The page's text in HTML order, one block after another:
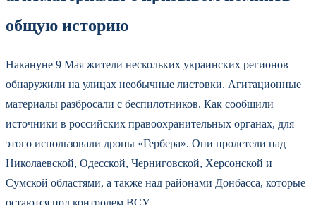
общую историю
Накануне 9 Мая жители нескольких украинских регионов
обнаружили на улицах необычные листовки. Агитационные
материалы разбросали с беспилотников. Как сообщили
источники в российских правоохранительных органах, для
этого использовали дроны «Гербера». Они пролетели над
Николаевской, Одесской, Черниговской, Херсонской и
Сумской областями, а также над районами Донбасса, которые
остаются под контролем ВСУ.